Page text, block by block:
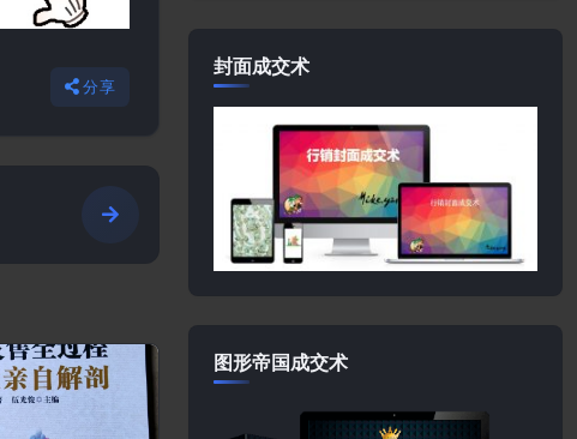
分享
封面成交术
图形帝国成交术